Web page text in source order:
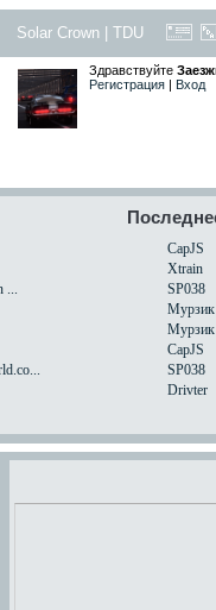
Solar Crown TDU
Здравствуйте
Регистрация | Вход
CapJS
Xtrain
...
SP038
Мурзик
Мурзик
CapJS
SP038
Drivter